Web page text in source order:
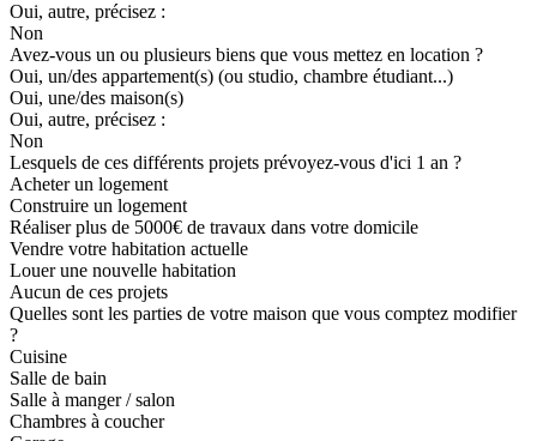
Oui, autre, précisez :
Non
Avez-vous un ou plusieurs biens que vous mettez en location ?
Oui, un/des appartement(s) (ou studio, chambre étudiant...)
Oui, une/des maison(s)
Oui, autre, précisez :
Non
Lesquels de ces différents projets prévoyez-vous d'ici 1 an ?
Acheter un logement
Construire un logement
Réaliser plus de 5000€ de travaux dans votre domicile
Vendre votre habitation actuelle
Louer une nouvelle habitation
Aucun de ces projets
Quelles sont les parties de votre maison que vous comptez modifier
?
Cuisine
Salle de bain
Salle à manger / salon
Chambres à coucher